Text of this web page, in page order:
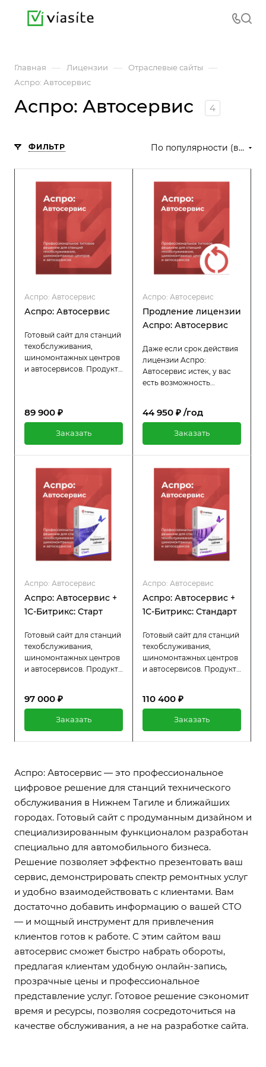
Главная — Лицензии — Отраслевые сайты —
Аспро: Автосервис
Аспро: Автосервис 4
ФИЛЬТР По популярности (возрастание)
Аспро: Автосервис
Аспро: Автосервис
Готовый сайт для станций
техобслуживания,
шиномонтажных центров
и автосервисов. Продукт
Дизайн и функционал
готового решения
созданы с учетом
89 900 ₽
Заказать
Аспро: Автосервис
Продление лицензии
Аспро: Автосервис
Даже если срок действия
лицензии Аспро:
Автосервис истек, у вас
есть возможность
оригинальной цены. Пока
обновлениями и
технической поддержкой.
44 950 ₽ /год
Заказать
Аспро: Автосервис
Аспро: Автосервис +
1С-Битрикс: Старт
Готовый сайт для станций
техобслуживания,
шиномонтажных центров
и автосервисов. Продукт
функционал готового
97 000 ₽
Заказать
Аспро: Автосервис
Аспро: Автосервис +
1С-Битрикс: Стандарт
Готовый сайт для станций
техобслуживания,
шиномонтажных центров
и автосервисов. Продукт
Дизайн и функционал
110 400 ₽
Заказать
Аспро: Автосервис — это профессиональное
цифровое решение для станций технического
обслуживания в Нижнем Тагиле и ближайших
городах. Готовый сайт с продуманным дизайном и
специализированным функционалом разработан
специально для автомобильного бизнеса.
Решение позволяет эффектно презентовать ваш
сервис, демонстрировать спектр ремонтных услуг
и удобно взаимодействовать с клиентами. Вам
достаточно добавить информацию о вашей СТО
— и мощный инструмент для привлечения
клиентов готов к работе. С этим сайтом ваш
автосервис сможет быстро набрать обороты,
предлагая клиентам удобную онлайн-запись,
прозрачные цены и профессиональное
представление услуг. Готовое решение сэкономит
время и ресурсы, позволяя сосредоточиться на
качестве обслуживания, а не на разработке сайта.